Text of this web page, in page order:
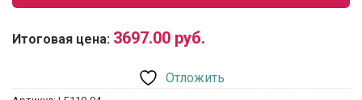
Итоговая цена: 3697.00 руб.
Отложить